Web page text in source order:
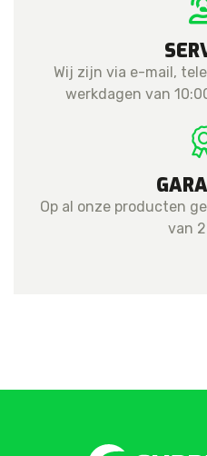
Wij zijn via e-mail,
werkdagen van
Op al onze producten
van